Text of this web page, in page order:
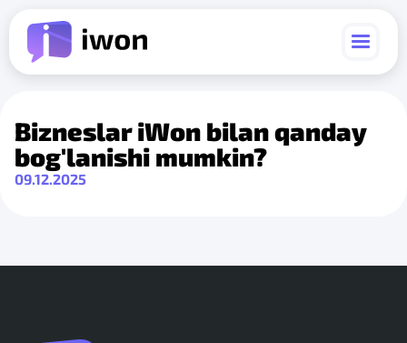
Bizneslar iWon bilan qanday
bog'lanishi mumkin?
09.12.2025